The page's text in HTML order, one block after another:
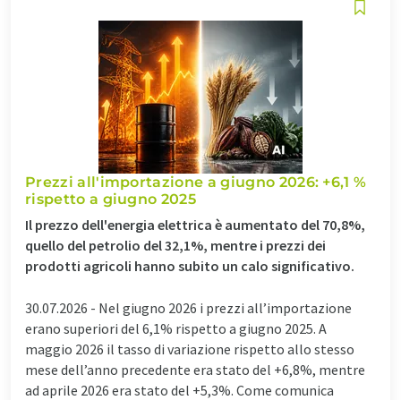
Prezzi all'importazione a giugno 2026: +6,1 %
rispetto a giugno 2025
Il prezzo dell'energia elettrica è aumentato del 70,8%,
quello del petrolio del 32,1%, mentre i prezzi dei
prodotti agricoli hanno subito un calo significativo.
30.07.2026 - Nel giugno 2026 i prezzi all’importazione
erano superiori del 6,1% rispetto a giugno 2025. A
maggio 2026 il tasso di variazione rispetto allo stesso
mese dell’anno precedente era stato del +6,8%, mentre
ad aprile 2026 era stato del +5,3%. Come comunica